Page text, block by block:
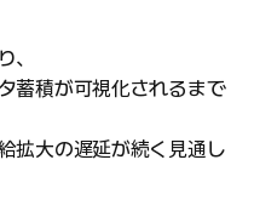
、
蓄積が可視化されるまで
拡大の遅延が続く見通し